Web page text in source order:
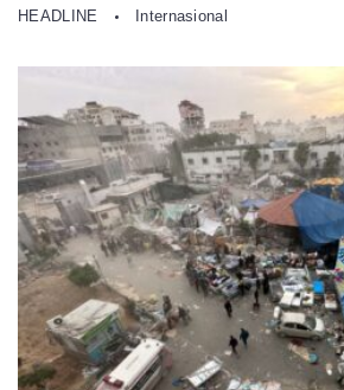
HEADLINE Internasional